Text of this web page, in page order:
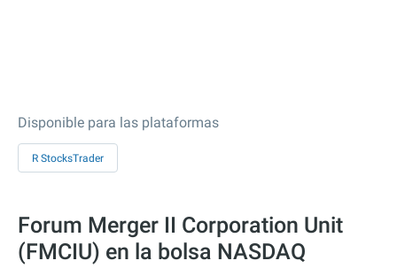
Disponible para las plataformas
R StocksTrader
Forum Merger II Corporation Unit
(FMCIU) en la bolsa NASDAQ